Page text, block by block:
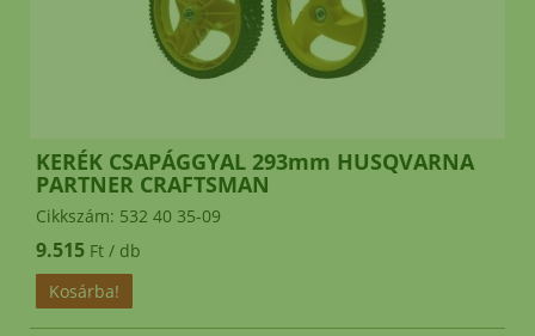
KERÉK CSAPÁGGYAL 293mm HUSQVARNA
PARTNER CRAFTSMAN
Cikkszám: 532 40 35-09
9.515 Ft / db